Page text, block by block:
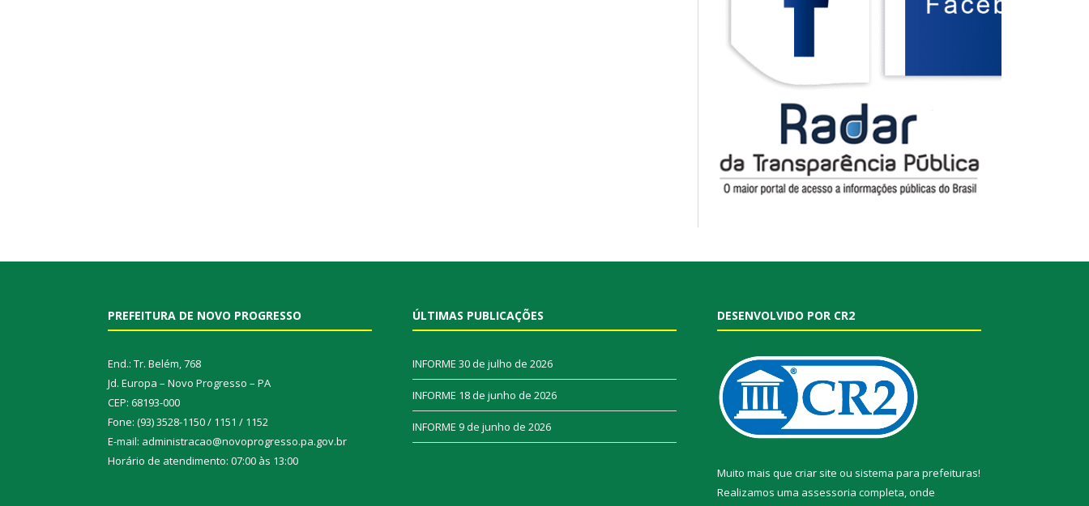
PREFEITURA DE NOVO PROGRESSO
End.: Tr. Belém, 768
Jd. Europa – Novo Progresso – PA
CEP: 68193-000
Fone: (93) 3528-1150 / 1151 / 1152
E-mail: administracao@novoprogresso.pa.gov.br
Horário de atendimento: 07:00 às 13:00
ÚLTIMAS PUBLICAÇÕES
INFORME 30 de julho de 2026
INFORME 18 de junho de 2026
INFORME 9 de junho de 2026
DESENVOLVIDO POR CR2
Muito mais que criar site ou sistema para prefeituras!
Realizamos uma assessoria completa, onde